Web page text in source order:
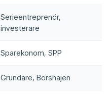
Serieentreprenör,
investerare
Sparekonom, SPP
Grundare, Börshajen